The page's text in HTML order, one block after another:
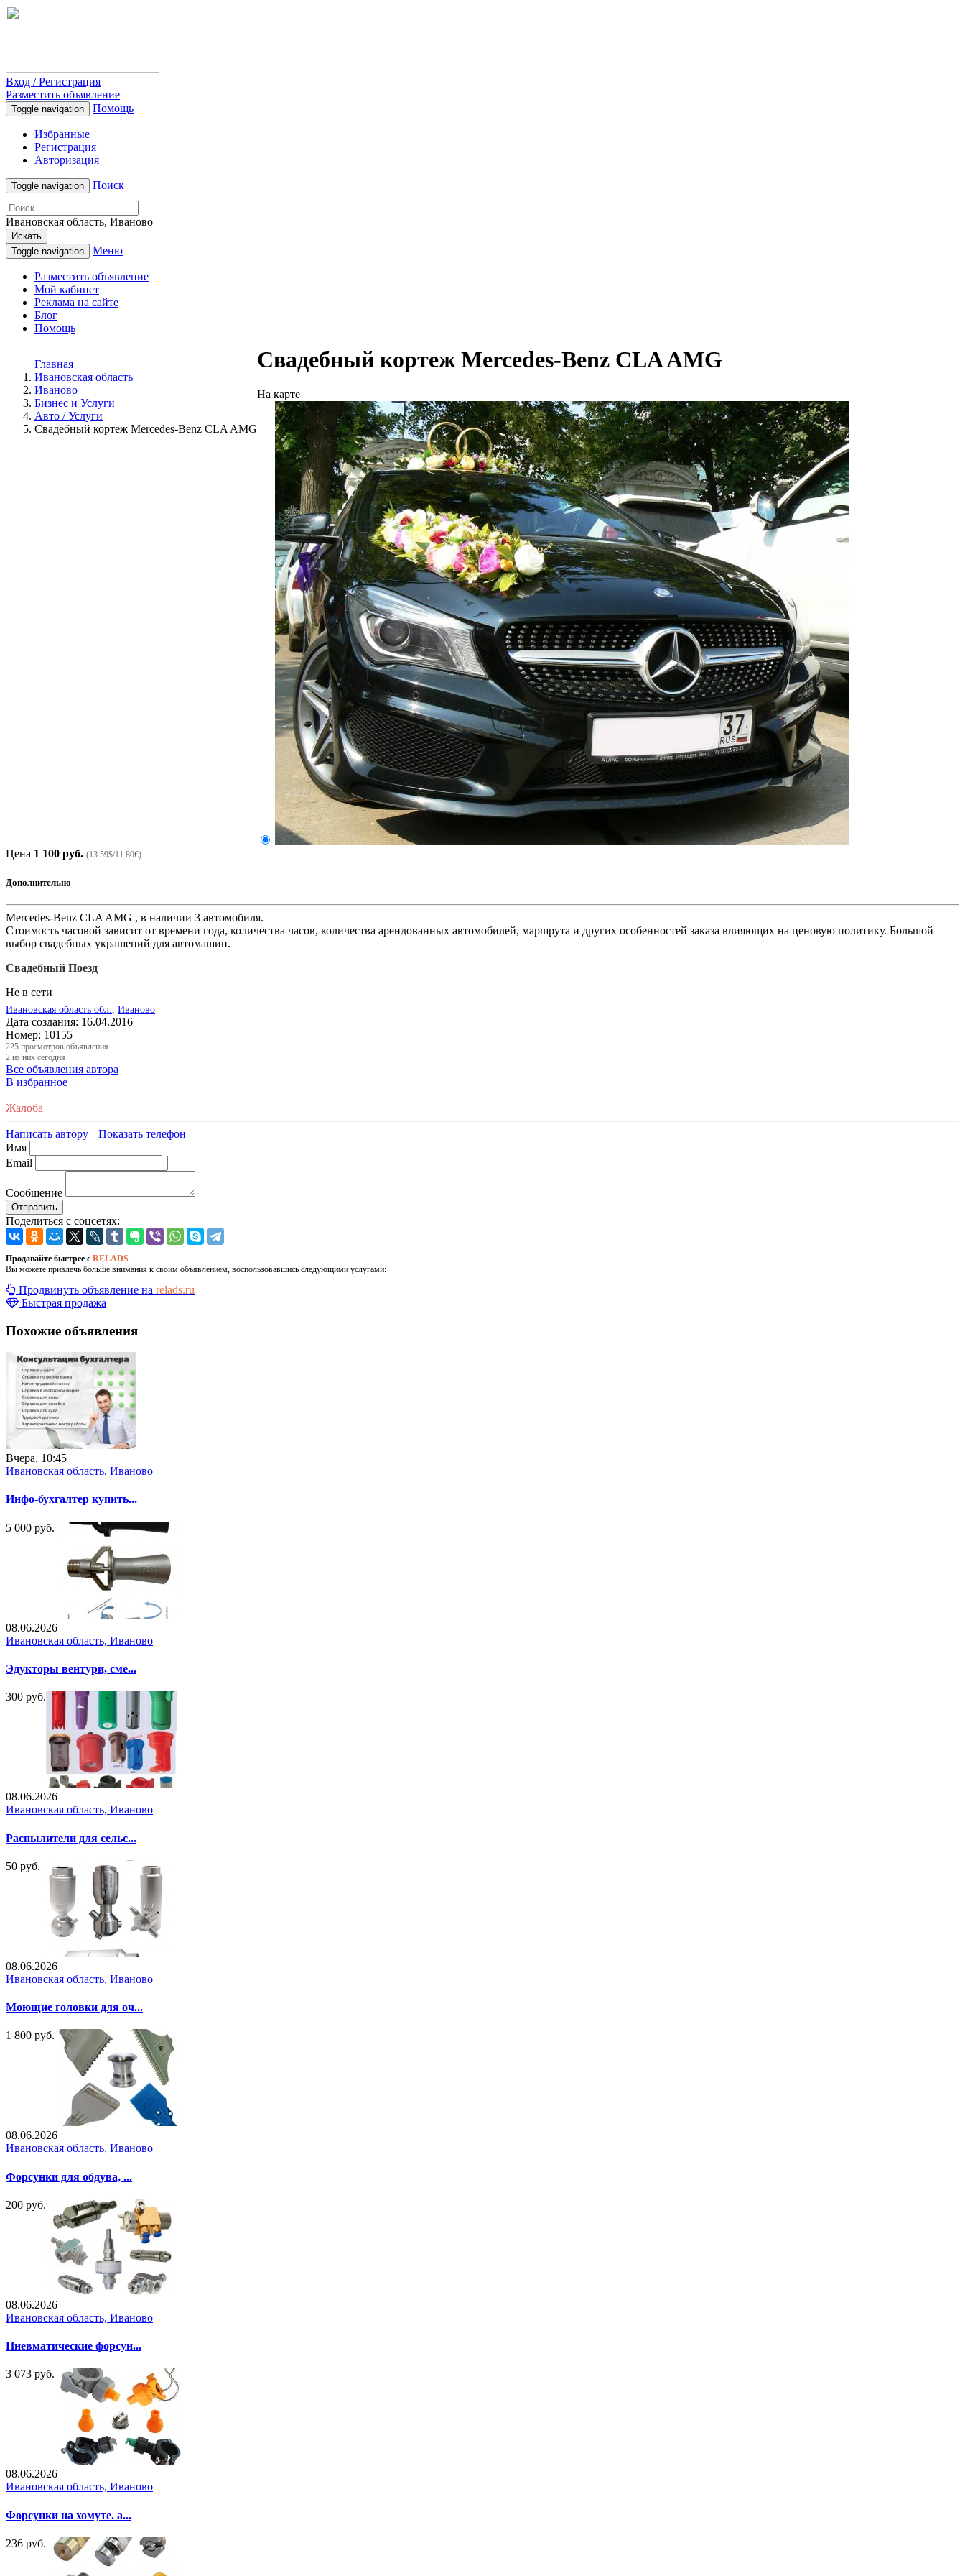
Вход / Регистрация
Разместить объявление
Toggle navigation Помощь
Избранные
Регистрация
Авторизация
Toggle navigation Поиск
Ивановская область, Иваново
Искать
Toggle navigation
Меню
Разместить объявление
Мой кабинет
Реклама на сайте
Блог
Помощь
Главная
Ивановская область
Иваново
Бизнес и Услуги
Авто / Услуги
Свадебный кортеж Mercedes-Benz CLA AMG
Свадебный кортеж Mercedes-Benz CLA AMG
На карте
Цена 1 100 руб. (13.59$/11.80€)
Дополнительно
Mercedes-Benz CLA AMG , в наличии 3 автомобиля.
Стоимость часовой зависит от времени года, количества часов, количества арендованных автомобилей, маршрута и других особенностей заказа влияющих на ценовую политику. Большой
выбор свадебных украшений для автомашин.
Свадебный Поезд
Не в сети
Ивановская область обл. Иваново
Дата создания: 16.04.2016
Номер: 10155
225 просмотров объявления
2 из них сегодня
Все объявления автора
В избранное
Жалоба
Написать автору
Показать телефон
Имя
Email
Сообщение
Отправить
Поделиться с соцсетях:
Продавайте быстрее с RELADS
Вы можете привлечь больше внимания к своим объявлением, воспользовавшись следующими услугами:
Продвинуть объявление на relads.ru
Быстрая продажа
Похожие объявления
Вчера, 10:45
Ивановская область, Иваново
Инфо-бухгалтер купить...
5 000 руб.
08.06.2026
Ивановская область, Иваново
Эдукторы вентури, сме...
300 руб.
08.06.2026
Ивановская область, Иваново
Распылители для сельс...
50 руб.
08.06.2026
Ивановская область, Иваново
Моющие головки для оч...
1 800 руб.
08.06.2026
Ивановская область, Иваново
Форсунки для обдува, ...
200 руб.
08.06.2026
Ивановская область, Иваново
Пневматические форсун...
3 073 руб.
08.06.2026
Ивановская область, Иваново
Форсунки на хомуте. а...
236 руб.